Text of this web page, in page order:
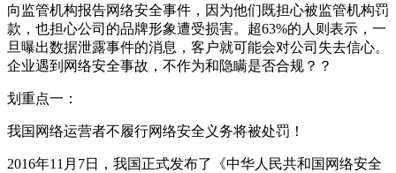
向监管机构报告网络安全事件，因为他们既担心被监管机构罚
款，也担心公司的品牌形象遭受损害。超63%的人则表示，一
旦曝出数据泄露事件的消息，客户就可能会对公司失去信心。
企业遇到网络安全事故，不作为和隐瞒是否合规？？
划重点一：
我国网络运营者不履行网络安全义务将被处罚！
2016年11月7日，我国正式发布了《中华人民共和国网络安全